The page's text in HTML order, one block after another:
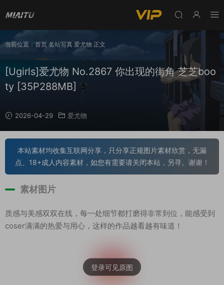
当前位置： 首页 名站写真 爱尤物 正文
[Ugirls]爱尤物 No.2867 你出现的街角 芝芝boo
ty [35P288MB]
2026-04-29 爱尤物
本站素材均收集互联网分享，只分享正规图片素材欣赏，无漏
点、18+成人内容素材，如您有需要请关闭本站，另寻。谢谢！
素材图片
质感与美感双双在线，每一处细节都打磨得非常到位，能感受到
coser满满的热爱与用心，这样的作品越看越有味道！